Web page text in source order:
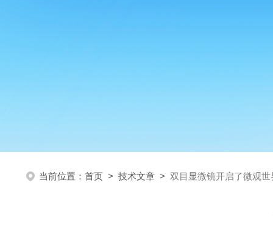
当前位置： 首页 > 技术文章 > 双目显微镜开启了微观